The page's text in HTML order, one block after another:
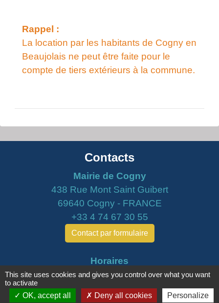
Rappel :
La location par les habitants de Cogny en
Beaujolais ne peut être faite pour le
compte de tiers extérieurs à la commune.
Contacts
Mairie de Cogny
438 Rue Mont Saint Guibert
69640 Cogny - FRANCE
+33 4 74 67 30 55
Contact par formulaire
Horaires
Lundi : 16h30 - 18h30
Mardi : 8h30 - 12h00
This site uses cookies and gives you control over what you want
to activate
OK, accept all
Deny all cookies Personalize